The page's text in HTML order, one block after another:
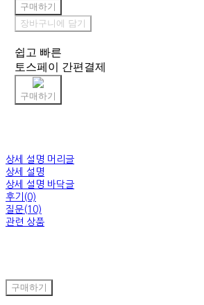
구매하기
장바구니에 담기
쉽고 빠른
토스페이 간편결제
구매하기
상세 설명 머리글
상세 설명
상세 설명 바닥글
후기(0)
질문(10)
관련 상품
구매하기